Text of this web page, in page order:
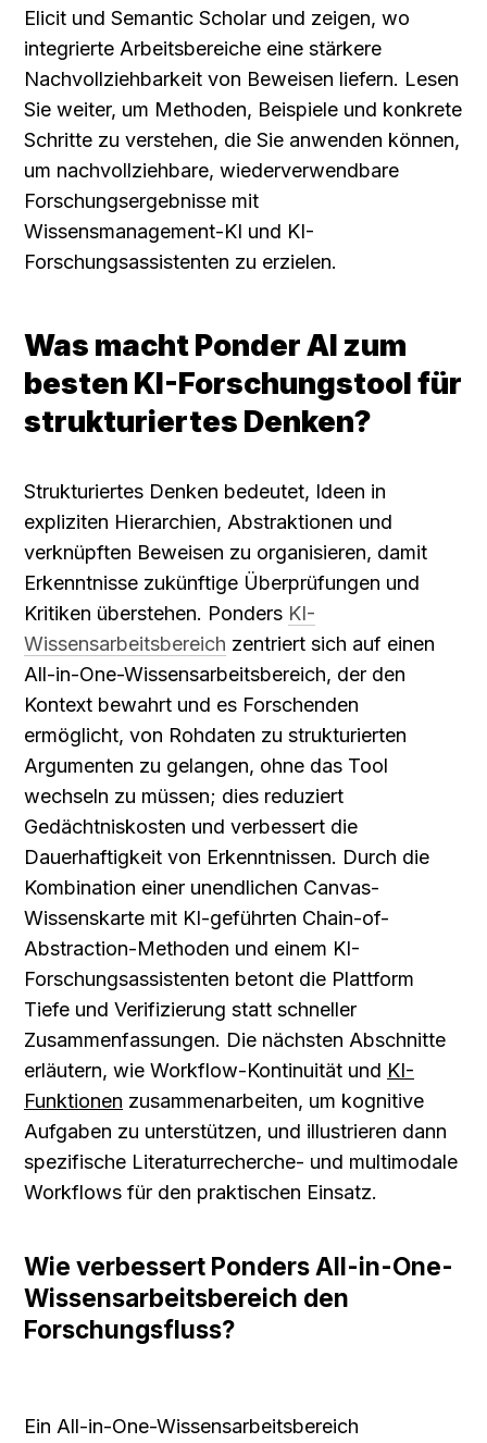
Elicit und Semantic Scholar und zeigen, wo
integrierte Arbeitsbereiche eine stärkere
Nachvollziehbarkeit von Beweisen liefern. Lesen
Sie weiter, um Methoden, Beispiele und konkrete
Schritte zu verstehen, die Sie anwenden können,
um nachvollziehbare, wiederverwendbare
Forschungsergebnisse mit
Wissensmanagement-KI und KI-
Forschungsassistenten zu erzielen.
Was macht Ponder AI zum
besten KI-Forschungstool für
strukturiertes Denken?
Strukturiertes Denken bedeutet, Ideen in
expliziten Hierarchien, Abstraktionen und
verknüpften Beweisen zu organisieren, damit
Erkenntnisse zukünftige Überprüfungen und
Kritiken überstehen. Ponders KI-
Wissensarbeitsbereich zentriert sich auf einen
All-in-One-Wissensarbeitsbereich, der den
Kontext bewahrt und es Forschenden
ermöglicht, von Rohdaten zu strukturierten
Argumenten zu gelangen, ohne das Tool
wechseln zu müssen; dies reduziert
Gedächtniskosten und verbessert die
Dauerhaftigkeit von Erkenntnissen. Durch die
Kombination einer unendlichen Canvas-
Wissenskarte mit KI-geführten Chain-of-
Abstraction-Methoden und einem KI-
Forschungsassistenten betont die Plattform
Tiefe und Verifizierung statt schneller
Zusammenfassungen. Die nächsten Abschnitte
erläutern, wie Workflow-Kontinuität und KI-
Funktionen zusammenarbeiten, um kognitive
Aufgaben zu unterstützen, und illustrieren dann
spezifische Literaturrecherche- und multimodale
Workflows für den praktischen Einsatz.
Wie verbessert Ponders All-in-One-
Wissensarbeitsbereich den
Forschungsfluss?
Ein All-in-One-Wissensarbeitsbereich